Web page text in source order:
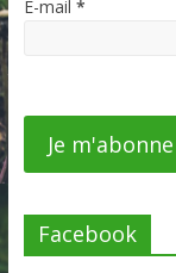
E-mail *
Facebook